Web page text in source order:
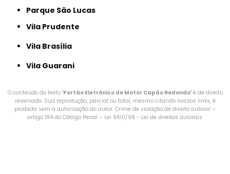
Parque São Lucas
Vila Prudente
Vila Brasília
Vila Guarani
O conteúdo do texto "Portão Eletrônico de Motor Capão Redondo" é de direito
reservado. Sua reprodução, parcial ou total, mesmo citando nossos links, é
proibida sem a autorização do autor. Crime de violação de direito autoral –
artigo 184 do Código Penal – Lei 9610/98 - Lei de direitos autorais.